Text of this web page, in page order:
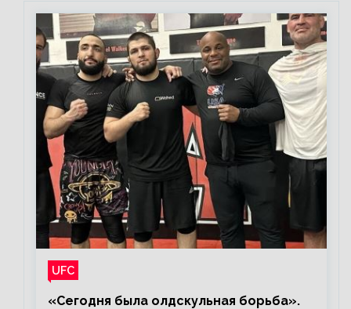
UFC
«Сегодня была олдскульная борьба».